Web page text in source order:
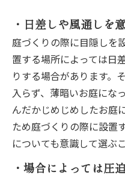
・日差しや風通しを
庭づくりの際に目隠しを
置する場所によっては日
りする場合があります。
入らず、薄暗いお庭にな
んだかじめじめしたお庭
ため庭づくりの際に設置
についても意識して選ぶ
・場合によっては圧